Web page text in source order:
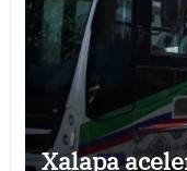
Xalapa